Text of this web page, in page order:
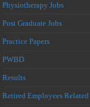
Physiotherapy Jobs
Post Graduate Jobs
Practice Papers
PWBD
Results
Retired Employees Related